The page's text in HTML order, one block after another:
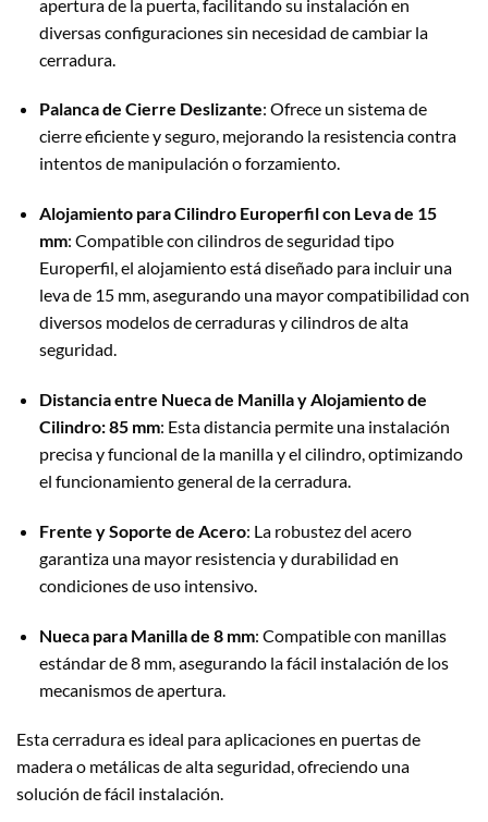
apertura de la puerta, facilitando su instalación en
diversas configuraciones sin necesidad de cambiar la
cerradura.
Palanca de Cierre Deslizante: Ofrece un sistema de
cierre eficiente y seguro, mejorando la resistencia contra
intentos de manipulación o forzamiento.
Alojamiento para Cilindro Europerfil con Leva de 15
mm: Compatible con cilindros de seguridad tipo
Europerfil, el alojamiento está diseñado para incluir una
leva de 15 mm, asegurando una mayor compatibilidad con
diversos modelos de cerraduras y cilindros de alta
seguridad.
Distancia entre Nueca de Manilla y Alojamiento de
Cilindro: 85 mm: Esta distancia permite una instalación
precisa y funcional de la manilla y el cilindro, optimizando
el funcionamiento general de la cerradura.
Frente y Soporte de Acero: La robustez del acero
garantiza una mayor resistencia y durabilidad en
condiciones de uso intensivo.
Nueca para Manilla de 8 mm: Compatible con manillas
estándar de 8 mm, asegurando la fácil instalación de los
mecanismos de apertura.
Esta cerradura es ideal para aplicaciones en puertas de
madera o metálicas de alta seguridad, ofreciendo una
solución de fácil instalación.